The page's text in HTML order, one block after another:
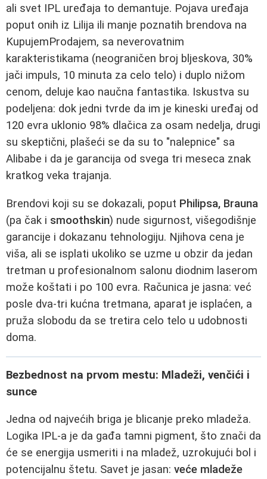
ali svet IPL uređaja to demantuje. Pojava uređaja
poput onih iz Lilija ili manje poznatih brendova na
KupujemProdajem, sa neverovatnim
karakteristikama (neograničen broj bljeskova, 30%
jači impuls, 10 minuta za celo telo) i duplo nižom
cenom, deluje kao naučna fantastika. Iskustva su
podeljena: dok jedni tvrde da im je kineski uređaj od
120 evra uklonio 98% dlačica za osam nedelja, drugi
su skeptični, plašeći se da su to "nalepnice" sa
Alibabe i da je garancija od svega tri meseca znak
kratkog veka trajanja.
Brendovi koji su se dokazali, poput Philipsa, Brauna
(pa čak i smoothskin) nude sigurnost, višegodišnje
garancije i dokazanu tehnologiju. Njihova cena je
viša, ali se isplati ukoliko se uzme u obzir da jedan
tretman u profesionalnom salonu diodnim laserom
može koštati i po 100 evra. Računica je jasna: već
posle dva-tri kućna tretmana, aparat je isplaćen, a
pruža slobodu da se tretira celo telo u udobnosti
doma.
Bezbednost na prvom mestu: Mladeži, venčići i
sunce
Jedna od najvećih briga je blicanje preko mladeža.
Logika IPL-a je da gađa tamni pigment, što znači da
će se energija usmeriti i na mladež, uzrokujući bol i
potencijalnu štetu. Savet je jasan: veće mladeže